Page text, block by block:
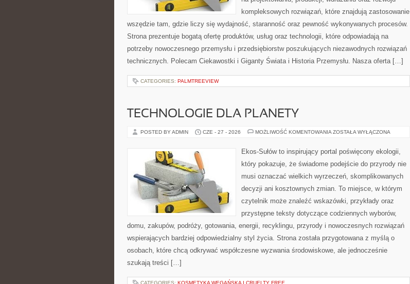
kompleksowych rozwiązań, które znajdują zastosowanie
wszędzie tam, gdzie liczy się wydajność, staranność oraz pewność wykonywanych procesów.
Strona prezentuje bogatą ofertę produktów, usług oraz technologii, które odpowiadają na
potrzeby nowoczesnego przemysłu i przedsiębiorstw poszukujących niezawodnych rozwiązań
technicznych. Polecam Ciekawostki i Giganty Świata i Historia Przemysłu. Nasza oferta […]
CATEGORIES: PALMTREEVIEW
TECHNOLOGIE DLA PLANETY
POSTED BY ADMIN CZE - 27 - 2026 MOŻLIWOŚĆ KOMENTOWANIA TECHNOLOGIE
ZOSTAŁA WYŁĄCZONA
Ekos-Sułów to inspirujący portal poświęcony ekologii,
który pokazuje, że świadome podejście do przyrody nie
musi oznaczać wielkich wyrzeczeń, skomplikowanych
decyzji ani kosztownych zmian. To miejsce, w którym
czytelnik może znaleźć wskazówki, przykłady oraz
przystępne teksty dotyczące codziennych wyborów,
domu, zakupów, podróży, gotowania, energii, recyklingu, przyrody i nowoczesnych rozwiązań
wspierających bardziej odpowiedzialny styl życia. Strona została przygotowana z myślą o
osobach, które chcą odkrywać współczesne wyzwania środowiskowe, ale jednocześnie
szukają treści […]
CATEGORIES: KOSMETYKA WEGAŃSKA I CRUELTY FREE